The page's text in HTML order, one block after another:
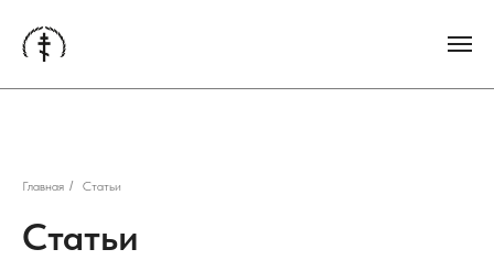
Главная / Статьи
Статьи